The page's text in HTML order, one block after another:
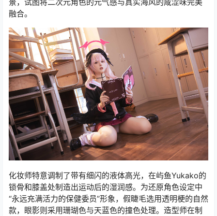
景，试图将二次元角色的元气感与真实海风的咸涩味完美
融合。
化妆师特意调制了带有细闪的液体高光，在屿鱼Yukako的
锁骨和膝盖处制造出运动后的湿润感。为还原角色设定中
“永远充满活力的保健委员”形象，假睫毛选用透明梗的自然
款，眼影则采用珊瑚色与天蓝色的撞色处理。造型师在制